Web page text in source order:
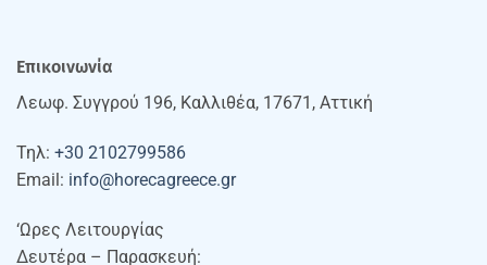
Επικοινωνία
Λεωφ. Συγγρού 196, Καλλιθέα, 17671, Αττική
Τηλ: +30 2102799586
Email: info@horecagreece.gr
‘Ωρες Λειτουργίας
Δευτέρα – Παρασκευή: